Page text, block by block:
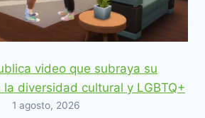
video que subraya su
la diversidad cultural y LGBTQ+
1 agosto, 2026